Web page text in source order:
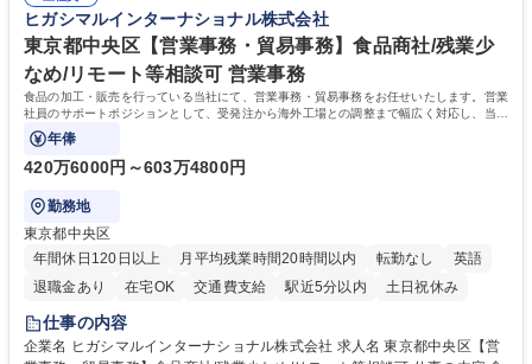
待され。組織を支えるスペシャリストとして、チームに貢献し、結果的に
社員から頼られる存在になることができます。平均19:30の退勤以降の業
務の持ち帰りも禁止されており、メリハリのある働き方となります。 学
歴・資格 学歴：大学院 大学 高専 短大 語学力： 資格：
ヒガシマルインターナショナル株式会社
東京都中央区【営業事務・貿易事務】食品商社/残業少
なめ/リモート等相談可 営業事務
食品の加工・販売を行っている当社にて、営業事務・貿易事務をお任せいたします。営業
社員のサポートポジションとして、受発注から海外工場との調整まで幅広く対応し、当社
事業の根幹を支えていただきます。
年俸
420万6000円～603万4800円
勤務地
東京都中央区
年間休日120日以上
月平均残業時間20時間以内 転勤なし
英語
退職金あり
在宅OK 交通費支給 駅近5分以内 土日祝休み
仕事の内容
企業名 ヒガシマルインターナショナル株式会社 求人名 東京都中央区【営